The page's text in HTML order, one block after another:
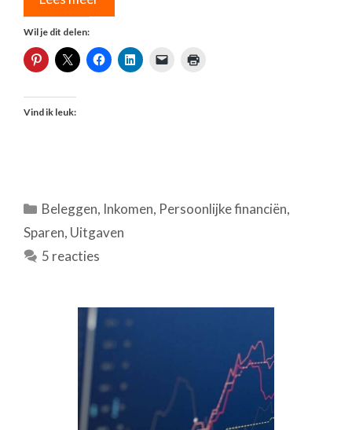
Wil je dit delen:
Vind ik leuk:
Categorieën
Beleggen, Inkomen, Persoonlijke financiën,
Sparen, Uitgaven
5 reacties